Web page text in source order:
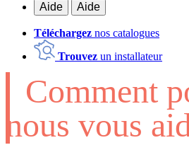
Aide
Aide
Téléchargez nos catalogues
Trouvez un installateur
Comment
nous vous